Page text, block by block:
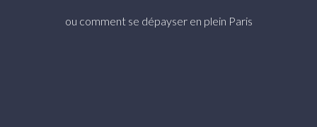
ou comment se dépayser en plein Paris